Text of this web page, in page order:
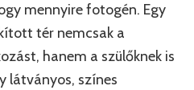
mennyire fotogén. Egy
tér nemcsak a
hanem a szülőknek is
látványos, színes